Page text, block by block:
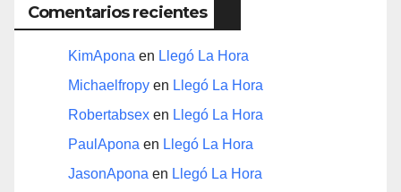
Comentarios recientes
KimApona en Llegó La Hora
Michaelfropy en Llegó La Hora
Robertabsex en Llegó La Hora
PaulApona en Llegó La Hora
JasonApona en Llegó La Hora